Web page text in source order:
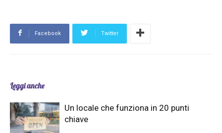
Facebook Twitter
Leggi anche
Un locale che funziona in 20 punti
chiave